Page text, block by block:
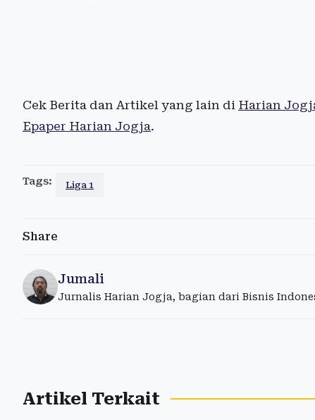
Cek Berita dan Artikel yang lain di Harian
Epaper Harian Jogja.
Tags: Liga 1
Share
Jumali
Jurnalis Harian Jogja, bagian dari Bisnis
Artikel Terkait